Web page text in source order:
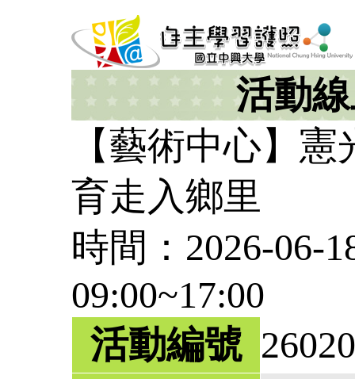
活動
【藝術中心】
育走入鄉里
時間：2026-06-
09:00~17:00
活動編號